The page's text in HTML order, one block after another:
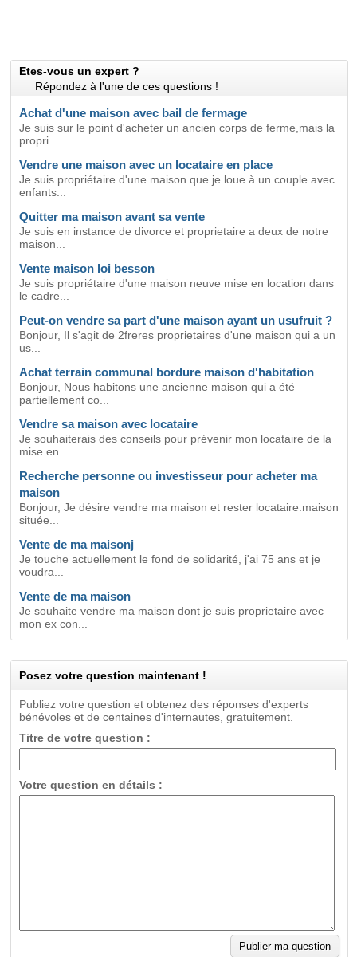
Etes-vous un expert ?
Répondez à l'une de ces questions !
Achat d'une maison avec bail de fermage
Je suis sur le point d'acheter un ancien corps de ferme,mais la
propri...
Vendre une maison avec un locataire en place
Je suis propriétaire d'une maison que je loue à un couple avec
enfants...
Quitter ma maison avant sa vente
Je suis en instance de divorce et proprietaire a deux de notre
maison...
Vente maison loi besson
Je suis propriétaire d'une maison neuve mise en location dans
le cadre...
Peut-on vendre sa part d'une maison ayant un usufruit ?
Bonjour, Il s'agit de 2freres proprietaires d'une maison qui a un
us...
Achat terrain communal bordure maison d'habitation
Bonjour, Nous habitons une ancienne maison qui a été
partiellement co...
Vendre sa maison avec locataire
Je souhaiterais des conseils pour prévenir mon locataire de la
mise en...
Recherche personne ou investisseur pour acheter ma
maison
Bonjour, Je désire vendre ma maison et rester locataire.maison
située...
Vente de ma maisonj
Je touche actuellement le fond de solidarité, j'ai 75 ans et je
voudra...
Vente de ma maison
Je souhaite vendre ma maison dont je suis proprietaire avec
mon ex con...
Posez votre question maintenant !
Publiez votre question et obtenez des réponses d'experts
bénévoles et de centaines d'internautes, gratuitement.
Titre de votre question :
Votre question en détails :